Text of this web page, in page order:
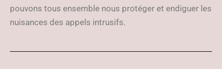
pouvons tous ensemble nous protéger et endiguer les
nuisances des appels intrusifs.